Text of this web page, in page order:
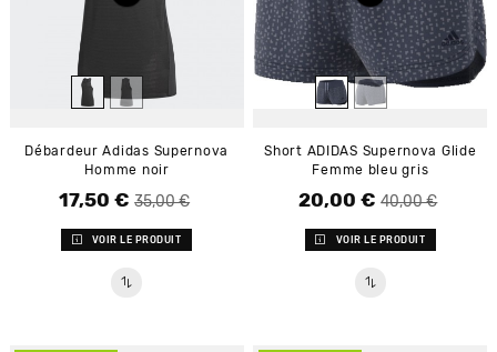
Débardeur Adidas Supernova
Homme noir
Prix de base35,00 €
Prix
17,50 €
VOIR LE PRODUIT
Short ADIDAS Supernova Glide
Femme bleu gris
Prix de base 40,00 €
Prix
20,00 €
VOIR LE PRODUIT